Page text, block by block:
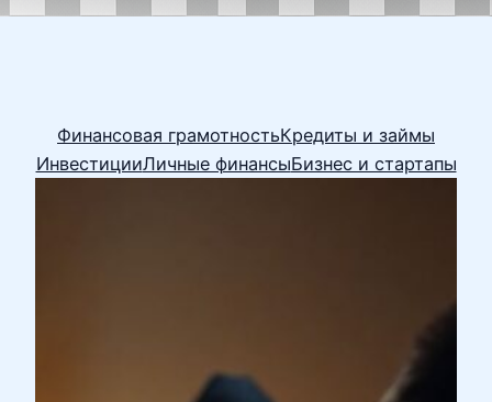
Финансовая грамотностьКредиты и займы
ИнвестицииЛичные финансыБизнес и стартапы